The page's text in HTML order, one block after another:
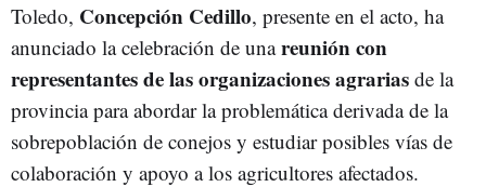
Toledo, Concepción Cedillo, presente en el acto, ha
anunciado la celebración de unareunión con
representantes de las organizaciones agrarias de la
provincia para abordar la problemática derivada de la
sobrepoblación de conejos y estudiar posibles vías de
colaboración y apoyo a los agricultores afectados.